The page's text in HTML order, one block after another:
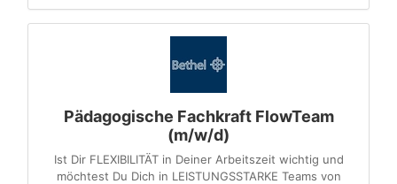
Pädagogische Fachkraft FlowTeam
(m/w/d)
Ist Dir FLEXIBILITÄT in Deiner Arbeitszeit wichtig und
möchtest Du Dich in LEISTUNGSSTARKE Teams von